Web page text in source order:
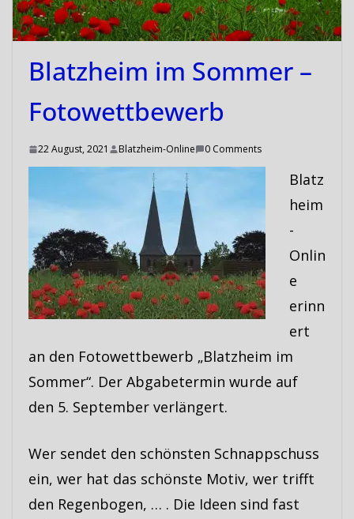
Blatzheim im Sommer –
Fotowettbewerb
22 August, 2021 Blatzheim-Online 0 Comments
Blatz
heim
-
Onlin
e
erinn
ert
an den Fotowettbewerb „Blatzheim im
Sommer“. Der Abgabetermin wurde auf
den 5. September verlängert.
Wer sendet den schönsten Schnappschuss
ein, wer hat das schönste Motiv, wer trifft
den Regenbogen, … . Die Ideen sind fast